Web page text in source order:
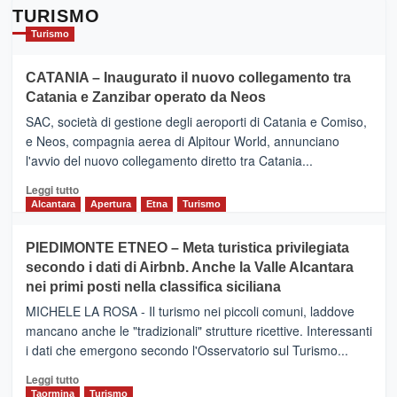
TURISMO
Turismo
CATANIA – Inaugurato il nuovo collegamento tra
Catania e Zanzibar operato da Neos
SAC, società di gestione degli aeroporti di Catania e Comiso,
e Neos, compagnia aerea di Alpitour World, annunciano
l'avvio del nuovo collegamento diretto tra Catania...
Leggi tuttoLeggi
CATANIA
–
Inaugurato
il
nuovo
collegamento
tra
e
Alcantara Apertura Etna Turismo
PIEDIMONTE ETNEO – Meta turistica privilegiata
secondo i dati di Airbnb. Anche la Valle Alcantara
nei primi posti nella classifica siciliana
MICHELE LA ROSA - Il turismo nei piccoli comuni, laddove
mancano anche le "tradizionali" strutture ricettive. Interessanti
i dati che emergono secondo l'Osservatorio sul Turismo...
Leggi tuttoLeggi
Taormina Turismo